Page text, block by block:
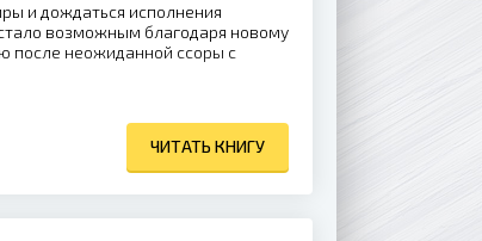
и дождаться исполнения
возможным благодаря новому
после неожиданной ссоры с
ЧИТАТЬ КНИГУ